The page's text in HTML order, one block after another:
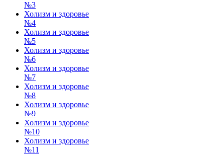
№3
Холизм и здоровье
№4
Холизм и здоровье
№5
Холизм и здоровье
№6
Холизм и здоровье
№7
Холизм и здоровье
№8
Холизм и здоровье
№9
Холизм и здоровье
№10
Холизм и здоровье
№11